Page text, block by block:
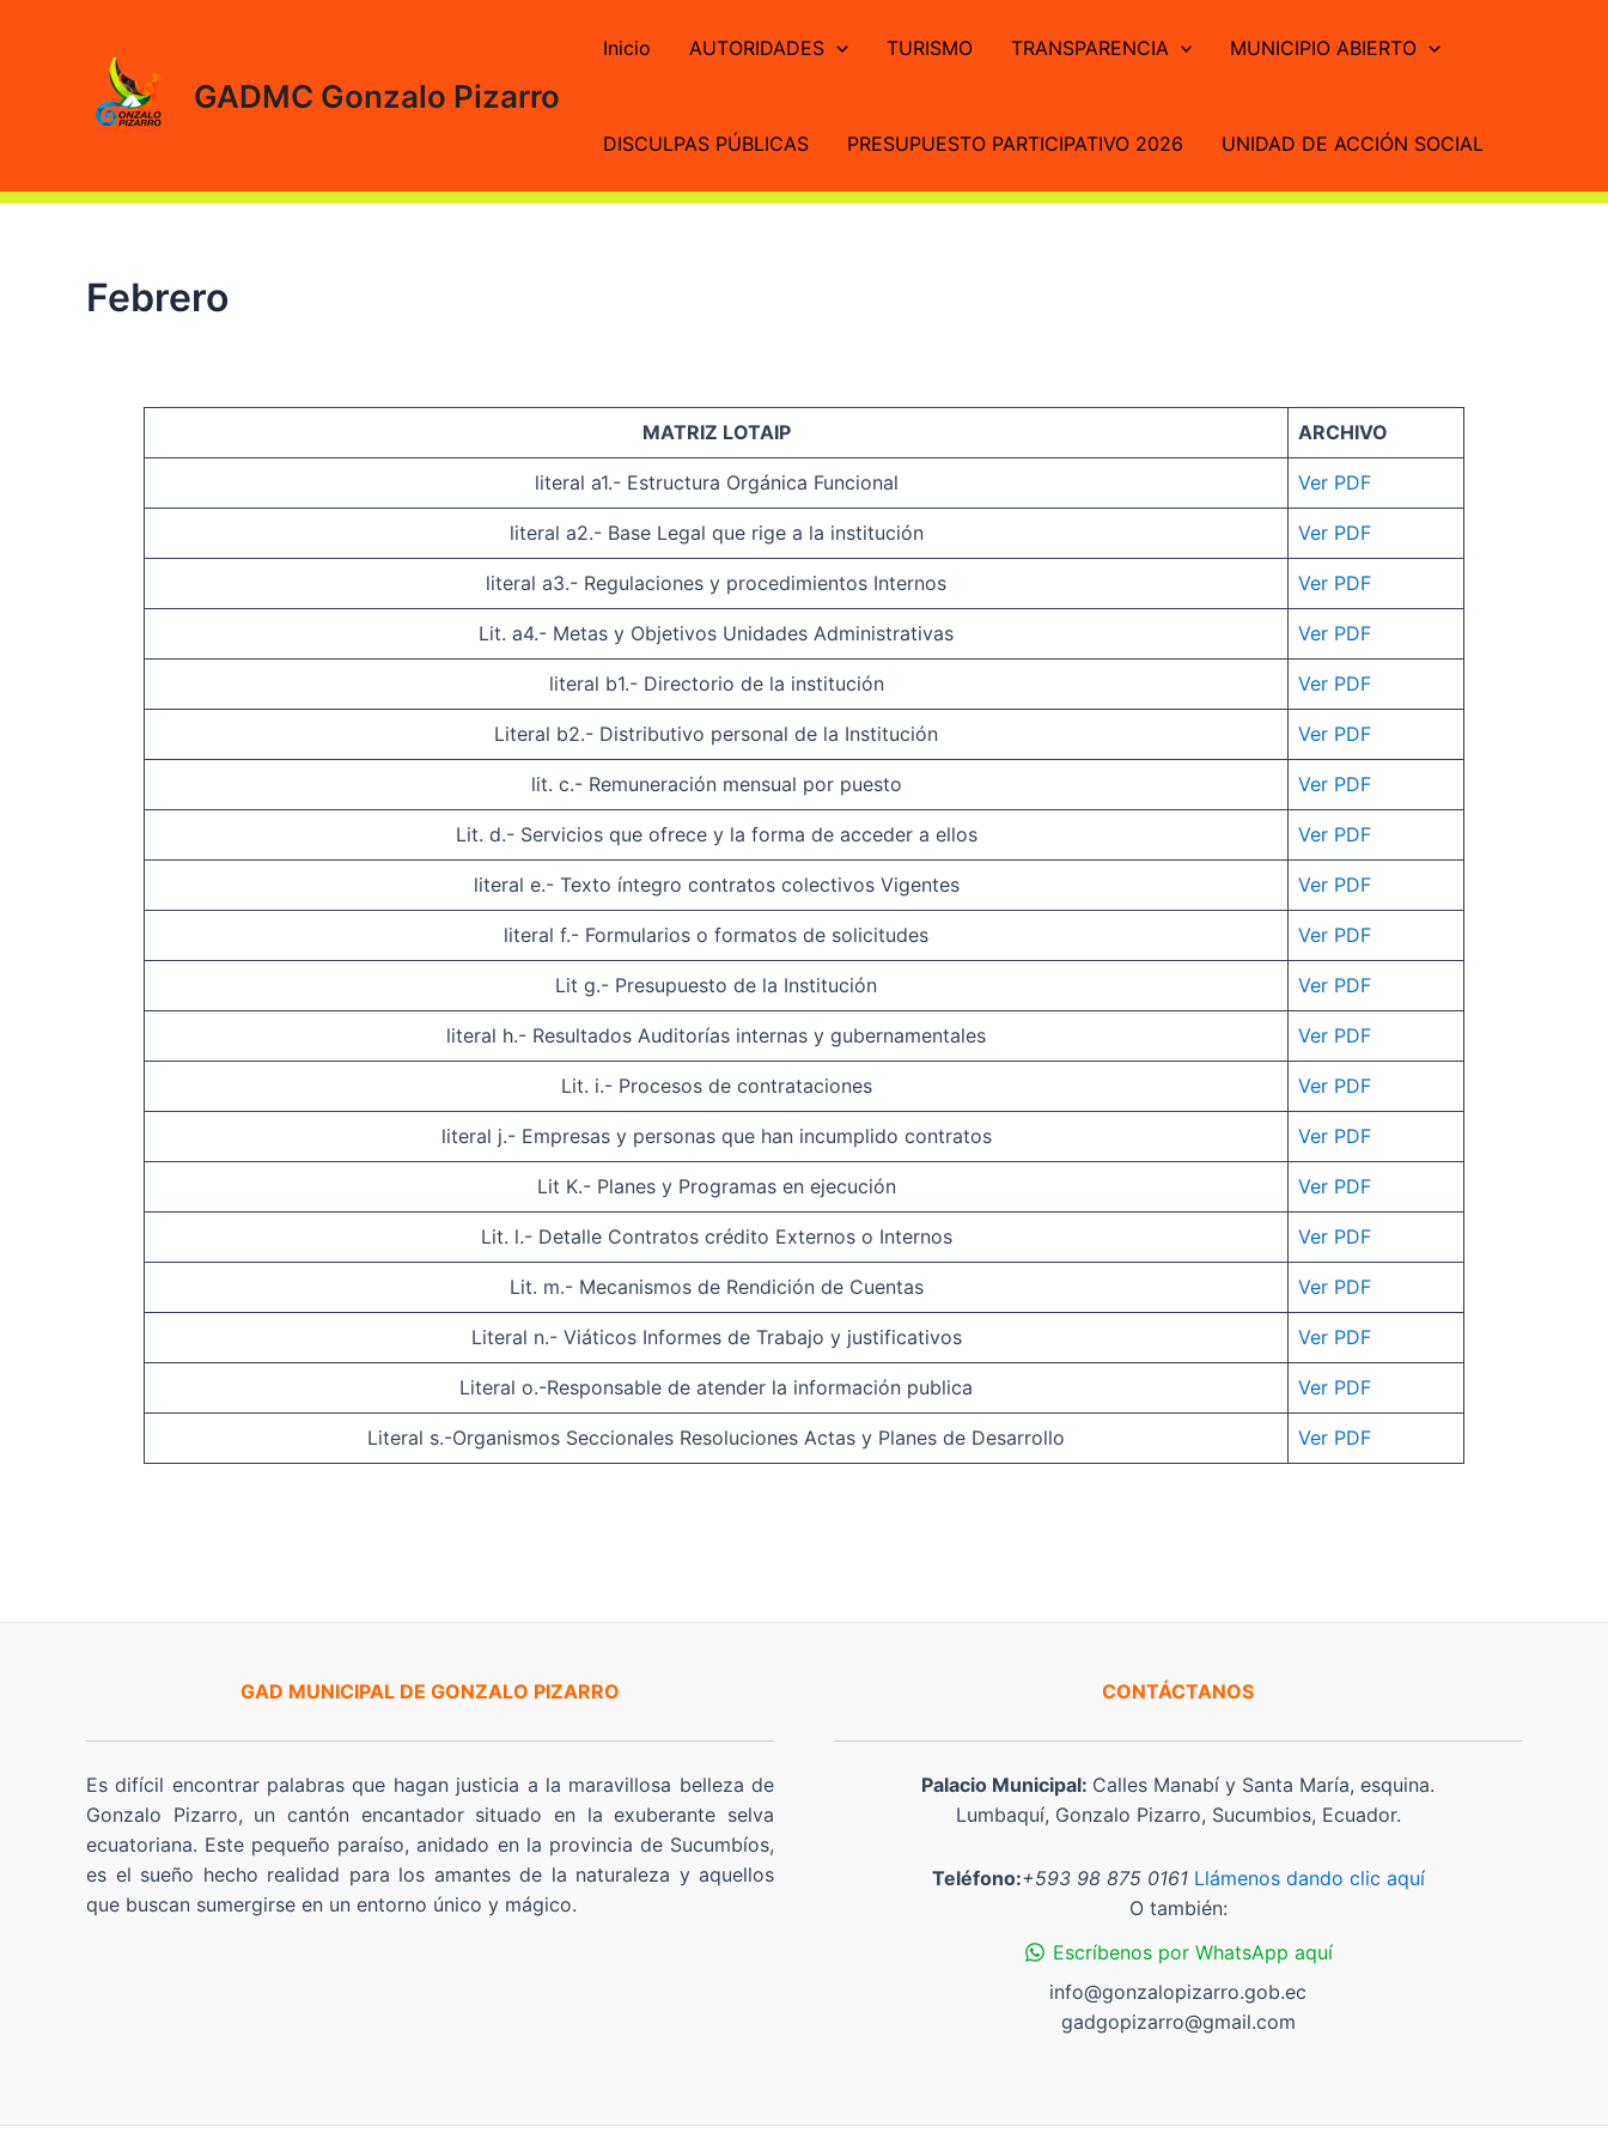
GADMC Gonzalo Pizarro
Inicio AUTORIDADES TURISMO TRANSPARENCIA MUNICIPIO ABIERTO
DISCULPAS PÚBLICAS PRESUPUESTO PARTICIPATIVO 2026 UNIDAD DE ACCIÓN SOCIAL
Febrero
MATRIZ LOTAIP ARCHIVO
literal a1.- Estructura Orgánica Funcional Ver PDF
literal a2.- Base Legal que rige a la institución Ver PDF
literal a3.- Regulaciones y procedimientos Internos Ver PDF
Lit. a4.- Metas y Objetivos Unidades Administrativas Ver PDF
literal b1.- Directorio de la institución Ver PDF
Literal b2.- Distributivo personal de la Institución Ver PDF
lit. c.- Remuneración mensual por puesto Ver PDF
Lit. d.- Servicios que ofrece y la forma de acceder a ellos Ver PDF
literal e.- Texto íntegro contratos colectivos Vigentes Ver PDF
literal f.- Formularios o formatos de solicitudes Ver PDF
Lit g.- Presupuesto de la Institución Ver PDF
literal h.- Resultados Auditorías internas y gubernamentales Ver PDF
Lit. i.- Procesos de contrataciones Ver PDF
literal j.- Empresas y personas que han incumplido contratos Ver PDF
Lit K.- Planes y Programas en ejecución Ver PDF
Lit. l.- Detalle Contratos crédito Externos o Internos Ver PDF
Lit. m.- Mecanismos de Rendición de Cuentas Ver PDF
Literal n.- Viáticos Informes de Trabajo y justificativos Ver PDF
Literal o.-Responsable de atender la información publica Ver PDF
Literal s.-Organismos Seccionales Resoluciones Actas y Planes de Desarrollo Ver PDF
GAD MUNICIPAL DE GONZALO PIZARRO
Es difícil encontrar palabras que hagan justicia a la maravillosa belleza de
Gonzalo Pizarro, un cantón encantador situado en la exuberante selva
ecuatoriana. Este pequeño paraíso, anidado en la provincia de Sucumbíos,
es el sueño hecho realidad para los amantes de la naturaleza y aquellos
que buscan sumergirse en un entorno único y mágico.
CONTÁCTANOS
Palacio Municipal: Calles Manabí y Santa María, esquina.
Lumbaquí, Gonzalo Pizarro, Sucumbios, Ecuador.
Teléfono:+593 98 875 0161 Llámenos dando clic aquí
O también:
Escríbenos por WhatsApp aquí
info@gonzalopizarro.gob.ec
gadgopizarro@gmail.com